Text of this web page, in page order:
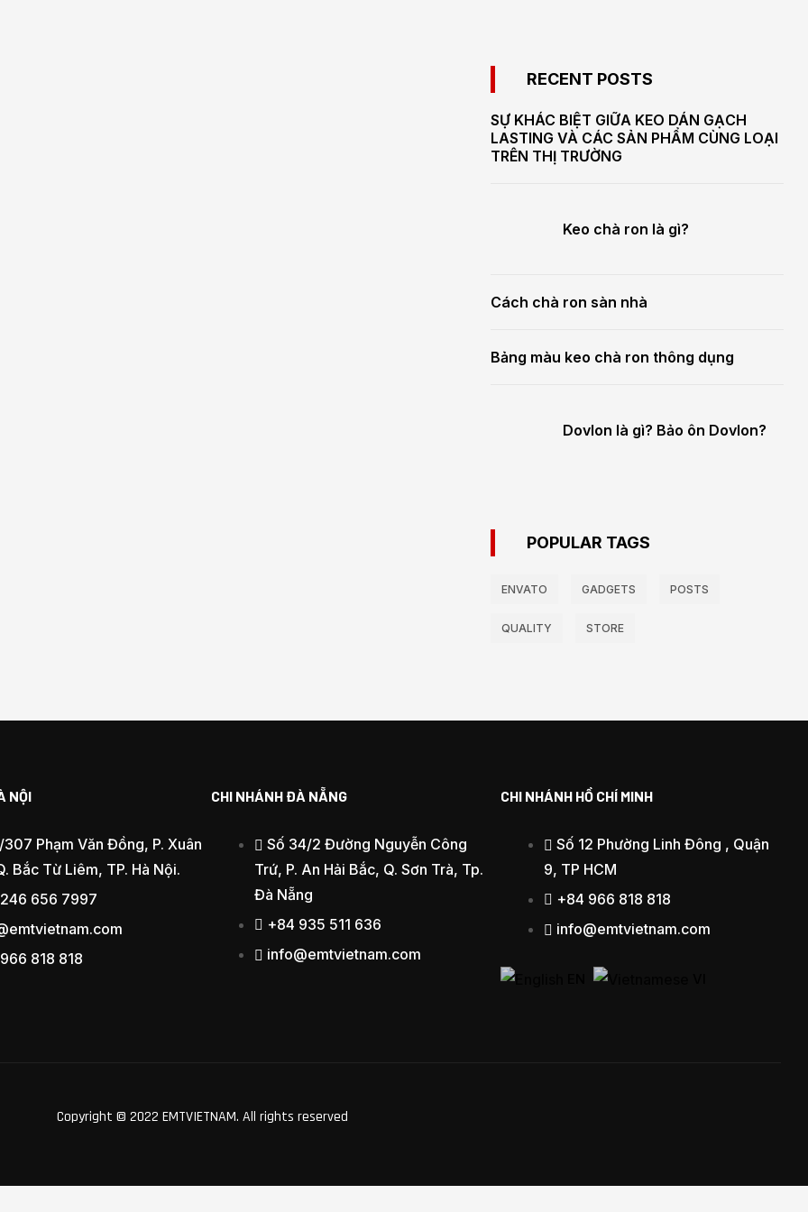
RECENT POSTS
SỰ KHÁC BIỆT GIỮA KEO DÁN GẠCH
LASTING VÀ CÁC SẢN PHẨM CÙNG LOẠI
TRÊN THỊ TRƯỜNG
Keo chà ron là gì?
Cách chà ron sàn nhà
Bảng màu keo chà ron thông dụng
Dovlon là gì? Bảo ôn Dovlon?
POPULAR TAGS
ENVATO GADGETS POSTS
QUALITY STORE
NỘI
Phạm Văn Đồng, P. Xuân
Bắc Từ Liêm, TP. Hà Nội.
656 7997
818 818
CHI NHÁNH ĐÀ NẴNG
Số 34/2 Đường Nguyễn Công
Trứ, P. An Hải Bắc, Q. Sơn Trà, Tp.
Đà Nẵng
+84 935 511 636
info@emtvietnam.com
CHI NHÁNH HỒ CHÍ MINH
Số 12 Phường Linh Đông , Quận
9, TP HCM
+84 966 818 818
info@emtvietnam.com
Copyright © 2022 EMTVIETNAM. All rights reserved